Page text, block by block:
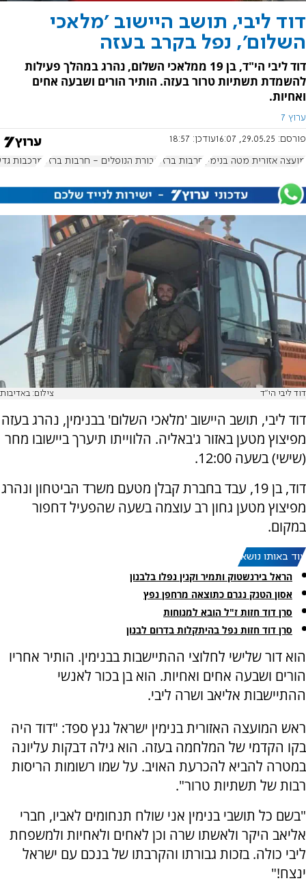
דוד ליבי, תושב היישוב 'מלאכי
השלום', נפל בקרב בעזה
דוד ליבי הי"ד, בן 19 ממלאכי השלום, נהרג במהלך פעילות
להשמדת תשתיות טרור בעזה. הותיר הורים ושבעה אחים
ואחיות.
ערוץ 7
פורסם: 29.05.25, 16:07 עודכן: 18:57
מועצה אזורית מטה בנימין חרבות ברזל גבורת הנופלים - חרבות ברזל מרכבות
דוד ליבי הי"ד צילום: באדיבות
דוד ליבי, תושב היישוב 'מלאכי השלום' בבנימין, נהרג בעזה
מפיצוץ מטען באזור ג'באליה. הלווייתו תיערך ביישובו מחר
(שישי) בשעה 12:00.
דוד, בן 19, עבד בחברת קבלן מטעם משרד הביטחון ונהרג
מפיצוץ מטען גחון רב עוצמה בשעה שהפעיל דחפור
במקום.
עוד באותו נושא:
הראל בירנשטוק ותמיר וקנין נפלו בלבנון
אסון הטנק נגרם כתוצאה מרחפן נפץ
סרן דוד חזות ז"ל הובא למנוחות
סרן דוד חזות נפל בהיתקלות בדרום לבנון
הוא דור שלישי לחלוצי ההתיישבות בבנימין. הותיר אחריו
הורים ושבעה אחים ואחיות. הוא בן בכור לאנשי
ההתיישבות אליאב ושרה ליבי.
ראש המועצה האזורית בנימין ישראל גנץ ספד: "דוד היה
בקו הקדמי של המלחמה בעזה. הוא גילה דבקות עליונה
במטרה להביא להכרעת האויב. על שמו רשומות הריסות
רבות של תשתיות טרור".
"בשם כל תושבי בנימין אני שולח תנחומים לאביו, חברי
אליאב היקר ולאשתו שרה וכן לאחים ולאחיות ולמשפחת
ליבי כולה. בזכות גבורתו והקרבתו של בנכם עם ישראל
ינצח!"